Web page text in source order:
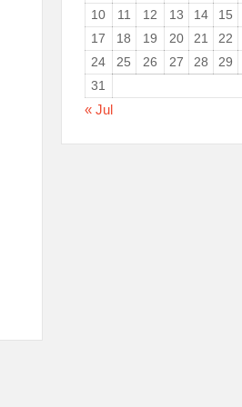
10
11 12 13 14 15
17
18 19 20 21 22
24
25 26 27 28 29
31
« Jul